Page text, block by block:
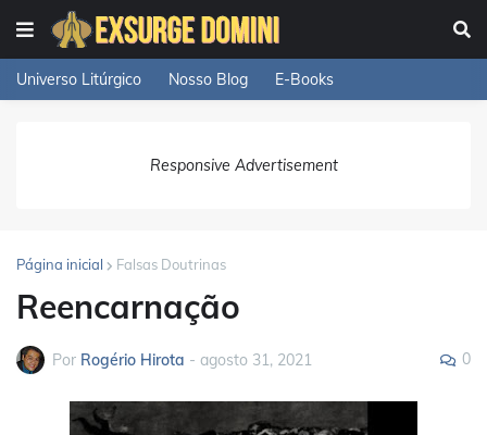
Universo Litúrgico Nosso Blog E-Books
Responsive Advertisement
Página inicial Falsas Doutrinas
Reencarnação
Por Rogério Hirota - agosto 31, 2021 0